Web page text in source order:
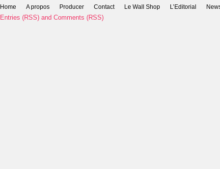
Home A propos Producer Contact Le Wall Shop L’Editorial
Entries (RSS) and Comments (RSS)